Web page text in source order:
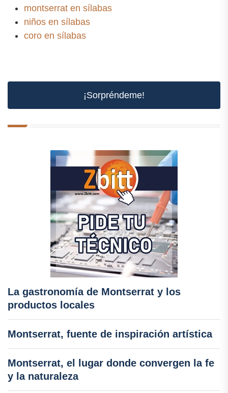
montserrat en sílabas
niños en sílabas
coro en sílabas
¡Sorpréndeme!
La gastronomía de Montserrat y los
productos locales
Montserrat, fuente de inspiración artística
Montserrat, el lugar donde convergen la fe
y la naturaleza